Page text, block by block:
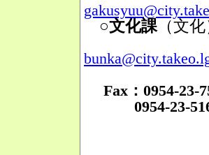
○文化課（文化
Fax：0954-23-
0954-23-5167